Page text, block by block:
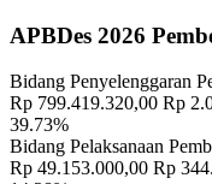
APBDes 2026
Bidang Penyelenggaran
Rp 799.419.320,00 Rp
39.73%
Bidang Pelaksanaan
Rp 49.153.000,00 Rp